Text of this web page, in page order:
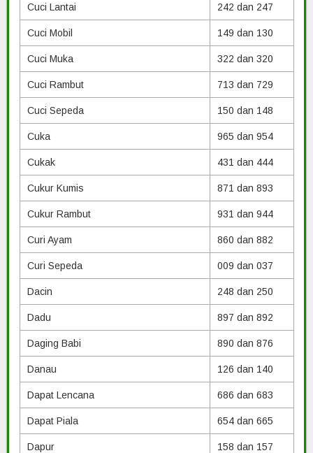
Cuci Lantai 242 dan 247
Cuci Mobil 149 dan 130
Cuci Muka 322 dan 320
Cuci Rambut 713 dan 729
Cuci Sepeda 150 dan 148
Cuka 965 dan 954
Cukak 431 dan 444
Cukur Kumis 871 dan 893
Cukur Rambut 931 dan 944
Curi Ayam 860 dan 882
Curi Sepeda 009 dan 037
Dacin 248 dan 250
Dadu 897 dan 892
Daging Babi 890 dan 876
Danau 126 dan 140
Dapat Lencana 686 dan 683
Dapat Piala 654 dan 665
Dapur 158 dan 157